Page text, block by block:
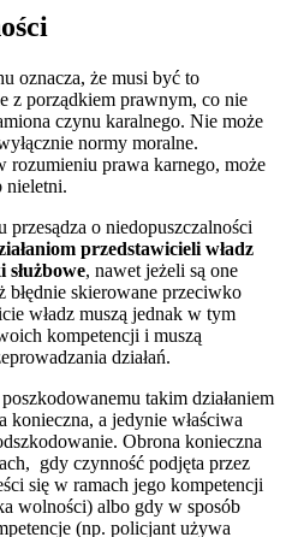
oznacza, że musi być to
z porządkiem prawnym, co nie
czynu karalnego. Nie może
normy moralne.
prawa karnego, może
nieletni.
przesądza o niedopuszczalności
przedstawicieli władz
służbowe, nawet jeżeli są one
błędnie skierowane przeciwko
władz muszą jednak w tym
kompetencji i muszą
działań.
takim działaniem
konieczna, a jedynie właściwa
Obrona konieczna
gdy czynność podjęta przez
się w ramach jego kompetencji
wolności) albo gdy w sposób
(np. policjant używa